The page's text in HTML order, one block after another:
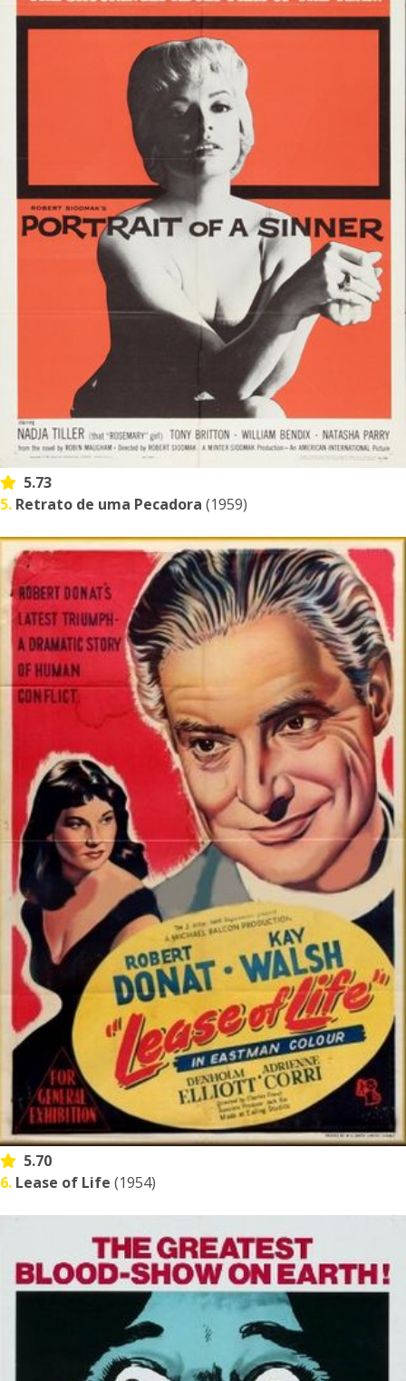
5.73
5. Retrato de uma Pecadora (1959)
5.70
6. Lease of Life (1954)